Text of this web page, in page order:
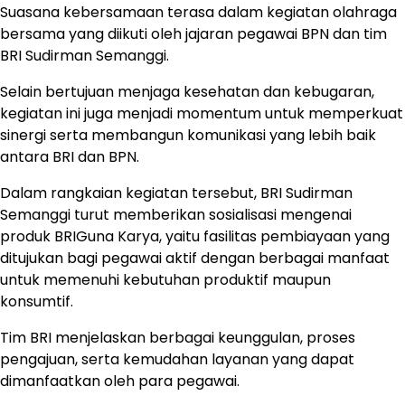
Suasana kebersamaan terasa dalam kegiatan olahraga
bersama yang diikuti oleh jajaran pegawai BPN dan tim
BRI Sudirman Semanggi.
Selain bertujuan menjaga kesehatan dan kebugaran,
kegiatan ini juga menjadi momentum untuk memperkuat
sinergi serta membangun komunikasi yang lebih baik
antara BRI dan BPN.
Dalam rangkaian kegiatan tersebut, BRI Sudirman
Semanggi turut memberikan sosialisasi mengenai
produk BRIGuna Karya, yaitu fasilitas pembiayaan yang
ditujukan bagi pegawai aktif dengan berbagai manfaat
untuk memenuhi kebutuhan produktif maupun
konsumtif.
Tim BRI menjelaskan berbagai keunggulan, proses
pengajuan, serta kemudahan layanan yang dapat
dimanfaatkan oleh para pegawai.